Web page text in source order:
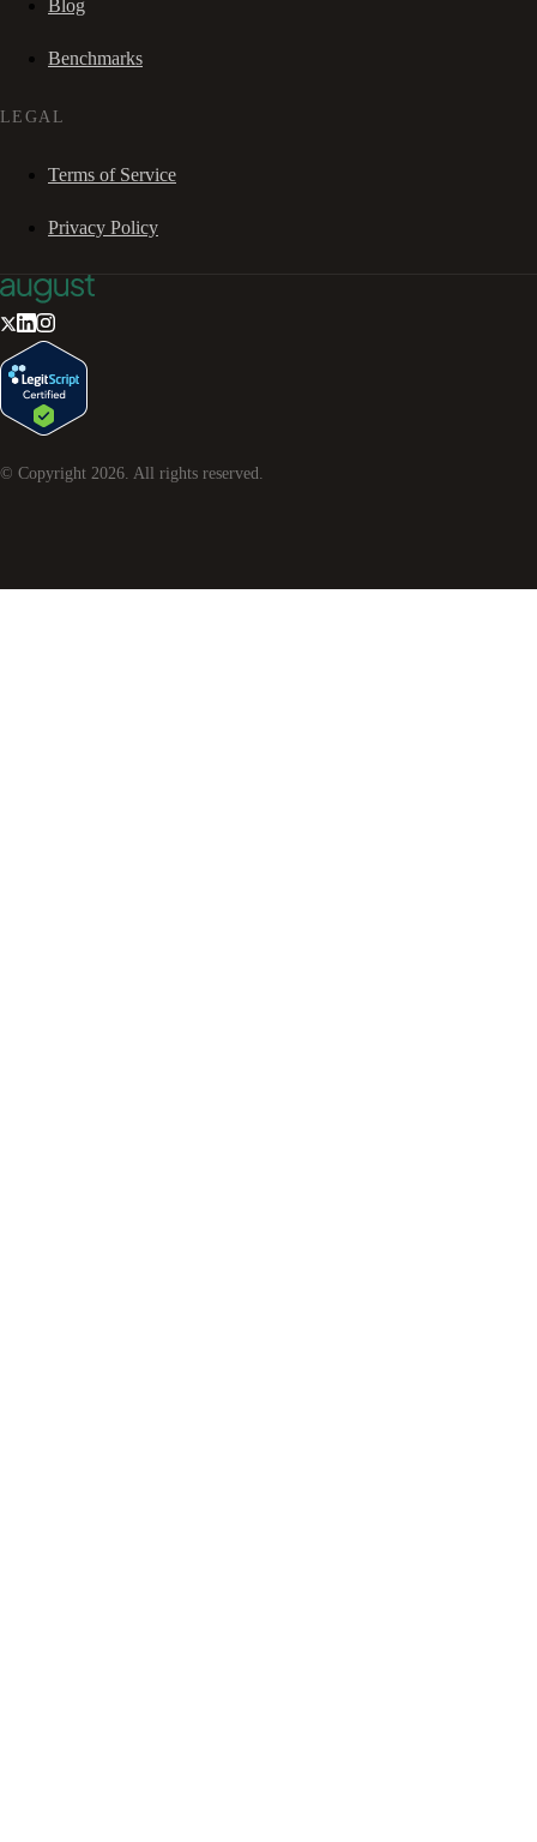
Blog
Benchmarks
LEGAL
Terms of Service
Privacy Policy
© Copyright 2026. All rights reserved.